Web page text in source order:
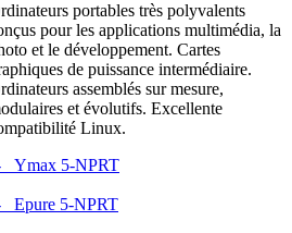
portables très polyvalents
pour les applications multimédia, la
et le développement. Cartes
de puissance intermédiaire.
assemblés sur mesure,
et évolutifs. Excellente
Linux.
5-NPRT
5-NPRT